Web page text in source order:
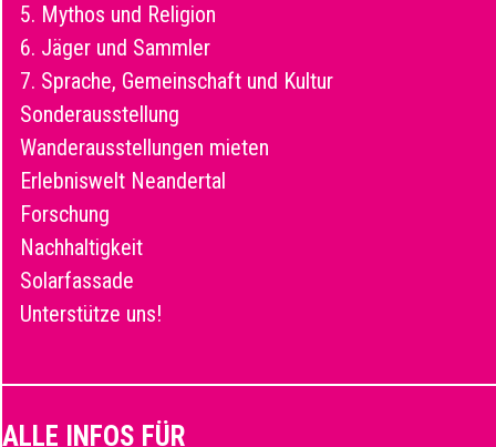
5. Mythos und Religion
6. Jäger und Sammler
7. Sprache, Gemeinschaft und Kultur
Sonderausstellung
Wanderausstellungen mieten
Erlebniswelt Neandertal
Forschung
Nachhaltigkeit
Solarfassade
Unterstütze uns!
ALLE INFOS FÜR